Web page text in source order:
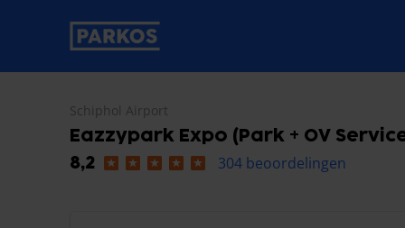
label-voor-primaire-navigatie
Schiphol Airport
Eazzypark Expo (Park + OV
8,2
304 beoordelingen